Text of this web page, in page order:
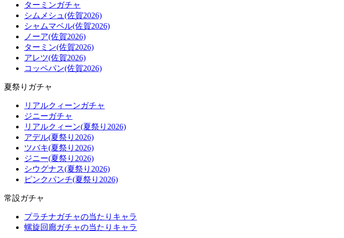
ターミンガチャ
シムメシュ(佐賀2026)
シャムマベル(佐賀2026)
ノーア(佐賀2026)
ターミン(佐賀2026)
アレツ(佐賀2026)
コッペパン(佐賀2026)
夏祭りガチャ
リアルクィーンガチャ
ジニーガチャ
リアルクィーン(夏祭り2026)
アデル(夏祭り2026)
ツバキ(夏祭り2026)
ジニー(夏祭り2026)
シウグナス(夏祭り2026)
ピンクパンチ(夏祭り2026)
常設ガチャ
プラチナガチャの当たりキャラ
螺旋回廊ガチャの当たりキャラ